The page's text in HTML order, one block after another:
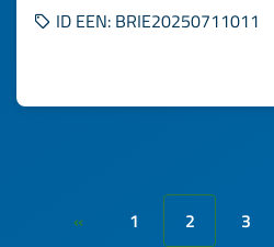
ID EEN: BRIE20250711011
« 1 2 3